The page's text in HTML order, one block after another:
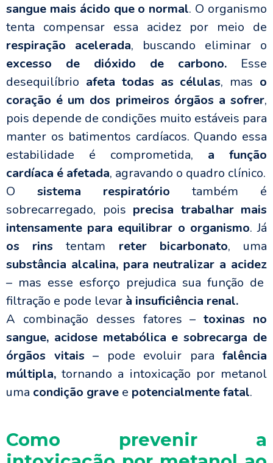
sangue mais ácido que o normal. O organismo
tenta compensar essa acidez por meio de
respiração acelerada, buscando eliminar o
excesso de dióxido de carbono. Esse
desequilíbrio afeta todas as células, mas o
coração é um dos primeiros órgãos a sofrer,
pois depende de condições muito estáveis para
manter os batimentos cardíacos. Quando essa
estabilidade é comprometida, a função
cardíaca é afetada, agravando o quadro clínico.
O sistema respiratório também é
sobrecarregado, pois precisa trabalhar mais
intensamente para equilibrar o organismo. Já
os rinstentam reter bicarbonato, uma
substância alcalina, para neutralizar a acidez
– mas esse esforço prejudica sua função de
filtração e pode levar à insuficiência renal.
A combinação desses fatores –toxinas no
sangue, acidose metabólica e sobrecarga de
órgãos vitais – pode evoluir para falência
múltipla, tornando a intoxicação por metanol
uma condição grave e potencialmente fatal.
Como prevenir a